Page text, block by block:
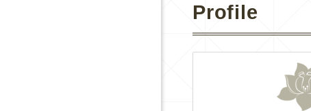
Profile